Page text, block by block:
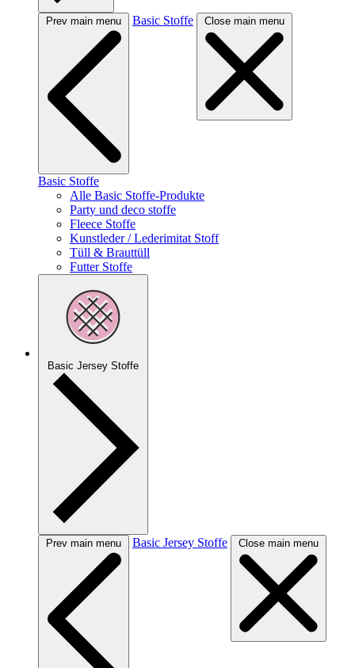
Prev main menu Basic Stoffe Close main menu
Basic Stoffe
Alle Basic Stoffe-Produkte
Party und deco stoffe
Fleece Stoffe
Kunstleder / Lederimitat Stoff
Tüll & Brauttüll
Futter Stoffe
Basic Jersey Stoffe
Prev main menu Basic Jersey Stoffe Close main menu